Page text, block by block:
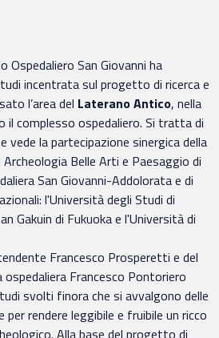
Ospedaliero San Giovanni ha
incentrata sul progetto di ricerca e
l’area del Laterano Antico, nella
il complesso ospedaliero. Si tratta di
la partecipazione sinergica della
Belle Arti e Paesaggio di
San Giovanni-Addolorata e di
l'Università degli Studi di
Gakuin di Fukuoka e l'Università di
Francesco Prosperetti e del
ospedaliera Francesco Pontoriero
svolti finora che si avvalgono delle
rendere leggibile e fruibile un ricco
Alla base del progetto di